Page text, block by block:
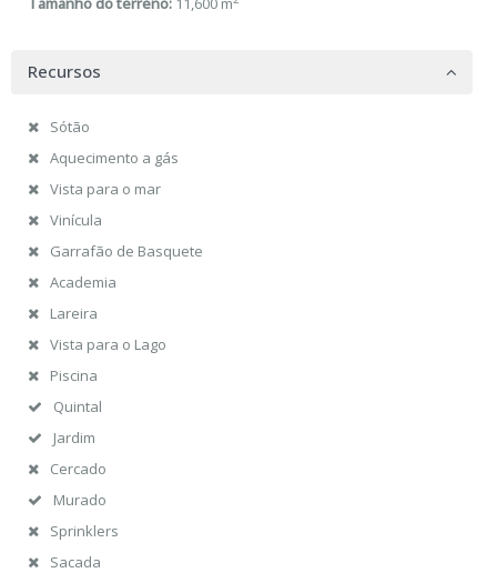
Recursos
Sótão
Aquecimento a gás
Vista para o mar
Vinícula
Garrafão de Basquete
Academia
Lareira
Vista para o Lago
Piscina
Quintal
Jardim
Cercado
Murado
Sprinklers
Sacada